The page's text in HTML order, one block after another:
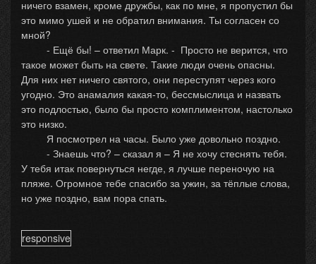
ничего взамен, кроме дружбы, как по мне, я пропустил бы
это мимо ушей и не обратил внимания. Ты согласен со
мной?
- Ещё бы! – ответил Марк. - Просто не верится, что
такое может быть на свете. Такие люди очень опасны.
Для них нет ничего святого, они переступят через кого
угодно. Это анамалия какая-то, бессмыслица и назвать
это подлостью, было бы просто комплиментом, настолько
это низко.
Я посмотрел на часы. Было уже довольно поздно.
- Знаешь что? – сказал я – Я не хочу стеснять тебя.
У тебя итак повернуться негде, я лучше переночую на
пляже. Огромное тебе спасибо за ужин, за тёплые слова,
но уже поздно, вам пора спать.
responsive